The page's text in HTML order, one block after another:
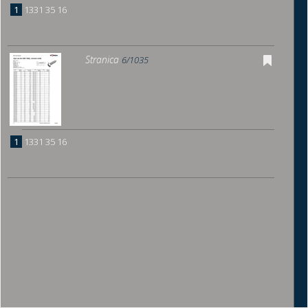
1 1331 35 16
Stranica 6/1035
1 1331 35 16